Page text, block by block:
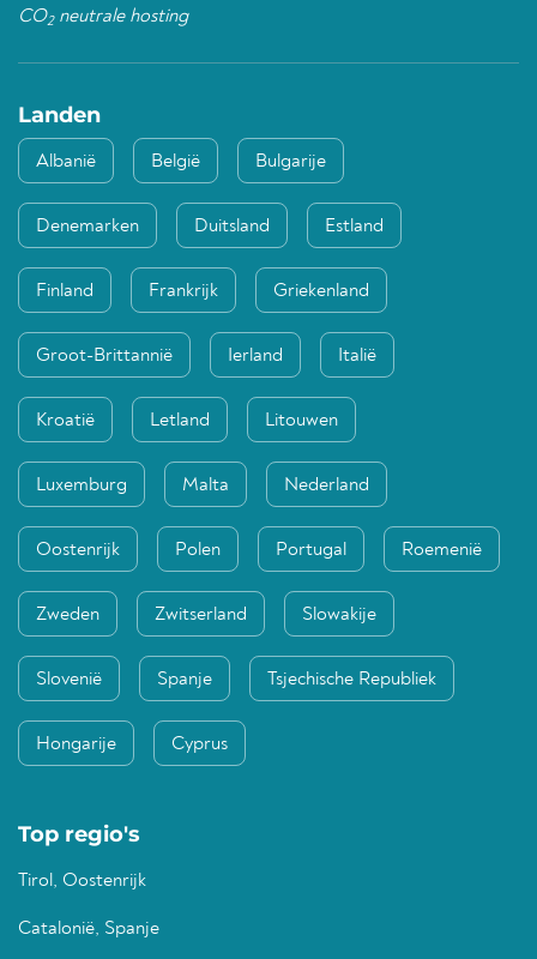
CO2neutrale hosting
Landen
Albanië België Bulgarije
Denemarken Duitsland Estland
Finland Frankrijk Griekenland
Groot-Brittannië Ierland Italië
Kroatië Letland Litouwen
Luxemburg Malta Nederland
Oostenrijk Polen Portugal Roemenië
Zweden Zwitserland Slowakije
Slovenië Spanje Tsjechische Republiek
Hongarije Cyprus
Top regio's
Tirol, Oostenrijk
Catalonië, Spanje